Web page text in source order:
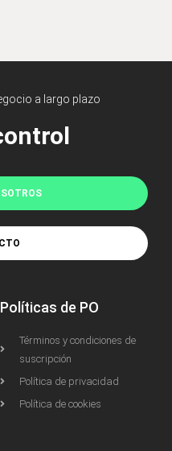
a largo plazo
Políticas de PO
Términos y condiciones de
suscripción
Política de privacidad
Política de cookies